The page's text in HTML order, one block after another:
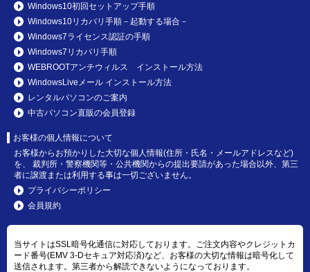
Windows10初回セットアップ手順
Windows10リカバリ手順－起動する場合－
Windows7ライセンス認証の手順
Windows7リカバリ手順
WEBROOTアンチウィルス インストール方法
WindowsLiveメール インストール方法
レンタルパソコンのご案内
中古パソコン直販の会員登録
お客様の個人情報について
お客様からお預かりした大切な個人情報(住所・氏名・メールアドレスなど)
を、 裁判所・警察機関等・公共機関からの提出要請があった場合以外、第三
者に譲渡または利用する事は一切ございません。
プライバシーポリシー
会員規約
当サイトはSSL暗号化通信に対応しております。ご注文内容やクレジットカ
ード番号(EMV 3-Dセキュア対応済)など、お客様の大切な情報は暗号化して
送信されます。第三者から解読できないようになっております。